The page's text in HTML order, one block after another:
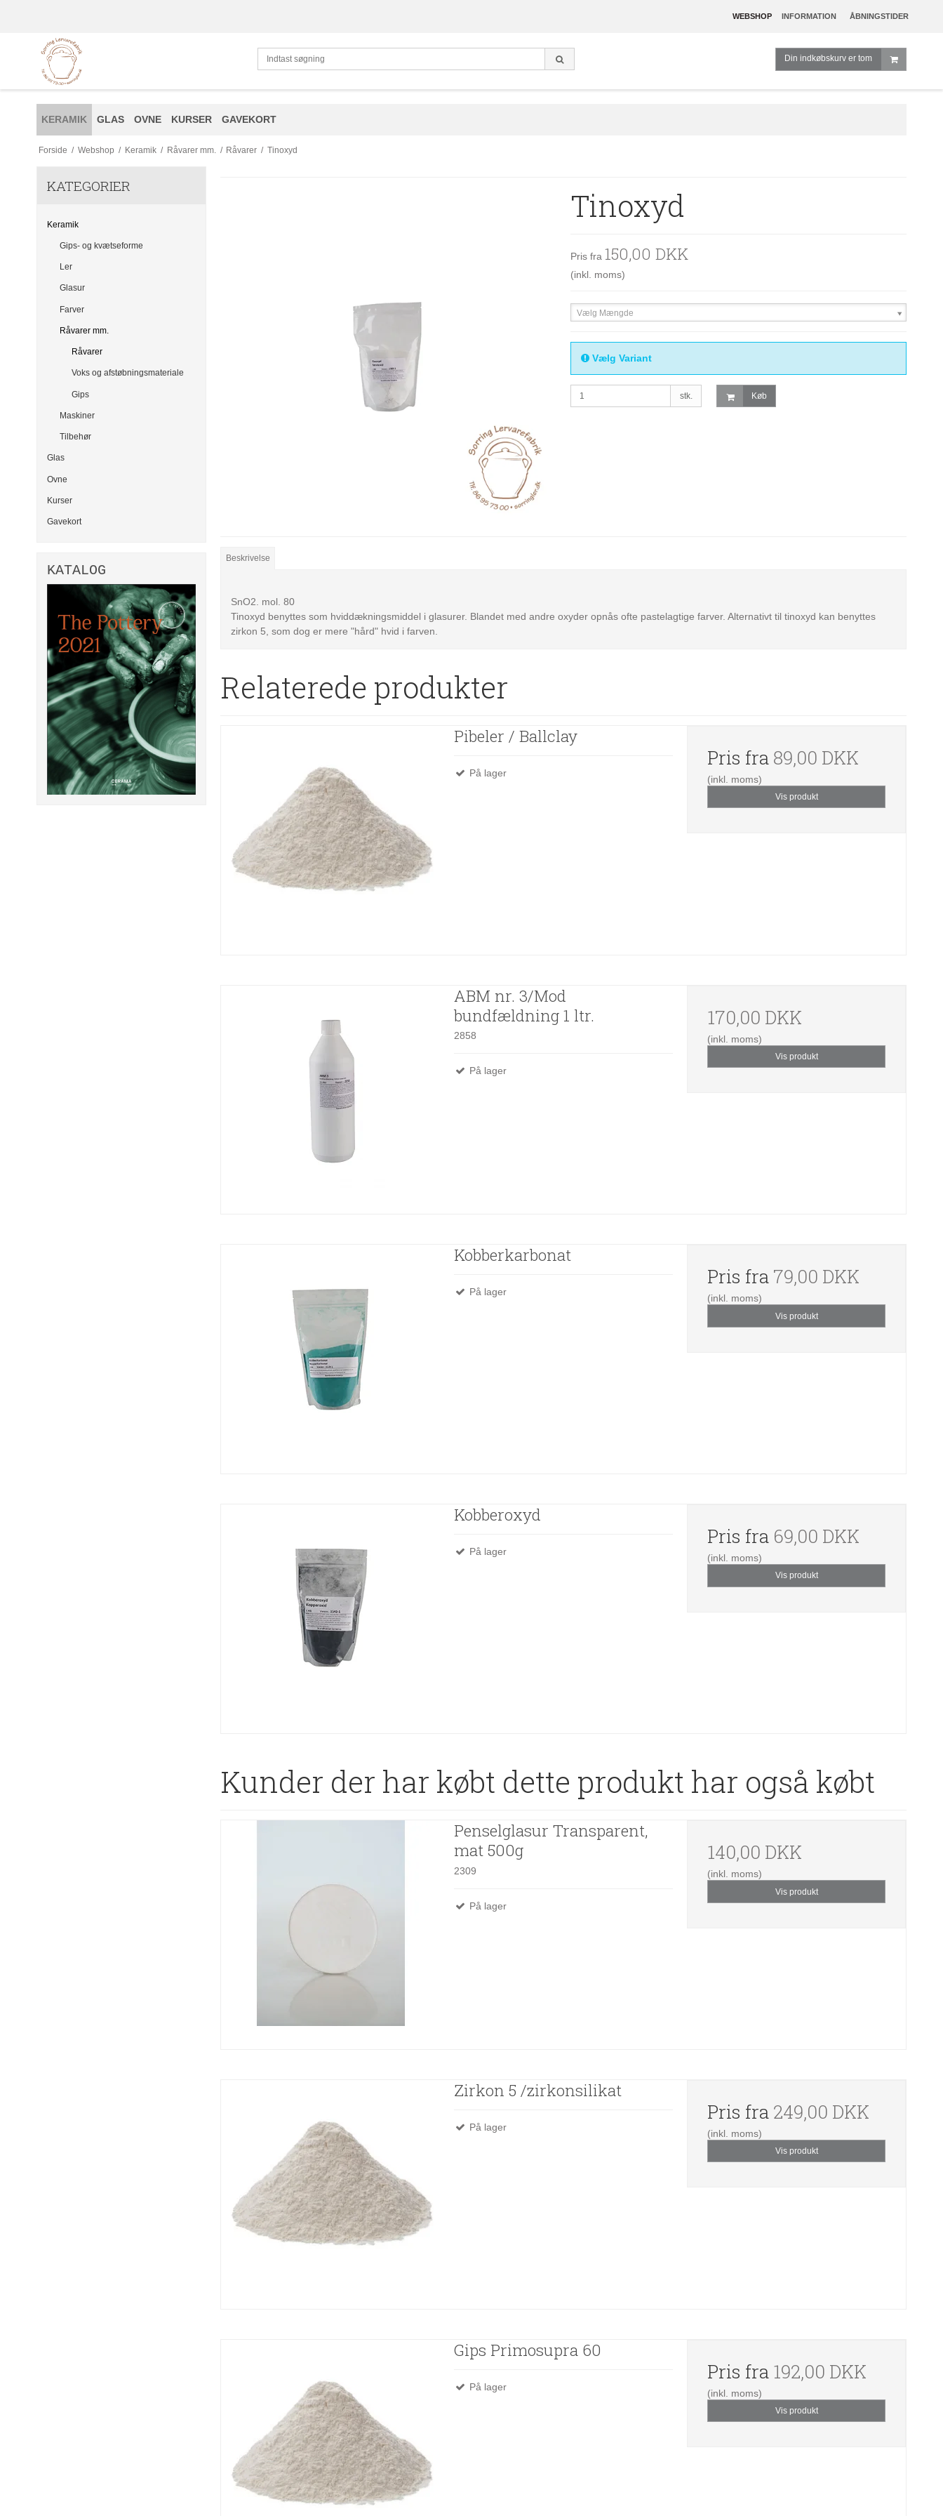
WEBSHOP INFORMATION ÅBNINGSTIDER
Din indkøbskurv er tom
KERAMIK GLAS OVNE KURSER GAVEKORT
Forside / Webshop / Keramik / Råvarer mm. / Råvarer / Tinoxyd
KATEGORIER
Keramik
Gips- og kvætseforme
Ler
Glasur
Farver
Råvarer mm.
Råvarer
Voks og afstøbningsmateriale
Gips
Maskiner
Tilbehør
Glas
Ovne
Kurser
Gavekort
KATALOG
Tinoxyd
Pris fra 150,00 DKK
(inkl. moms)
Vælg Mængde
Vælg Variant
stk. Køb
Beskrivelse
SnO2. mol. 80
Tinoxyd benyttes som hviddækningsmiddel i glasurer. Blandet med andre oxyder opnås ofte pastelagtige farver. Alternativt til tinoxyd kan benyttes
zirkon 5, som dog er mere "hård" hvid i farven.
Relaterede produkter
Pibeler / Ballclay
På lager
Pris fra 89,00 DKK
(inkl. moms)
Vis produkt
ABM nr. 3/Mod
bundfældning 1 ltr.
2858
På lager
170,00 DKK
(inkl. moms)
Vis produkt
Kobberkarbonat
På lager
Pris fra 79,00 DKK
(inkl. moms)
Vis produkt
Kobberoxyd
På lager
Pris fra 69,00 DKK
(inkl. moms)
Vis produkt
Kunder der har købt dette produkt har også købt
Penselglasur Transparent,
mat 500g
2309
På lager
140,00 DKK
(inkl. moms)
Vis produkt
Zirkon 5 /zirkonsilikat
På lager
Pris fra 249,00 DKK
(inkl. moms)
Vis produkt
Gips Primosupra 60
På lager
Pris fra 192,00 DKK
(inkl. moms)
Vis produkt